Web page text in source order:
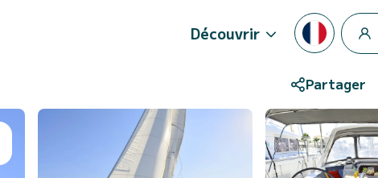
Découvrir
Partager